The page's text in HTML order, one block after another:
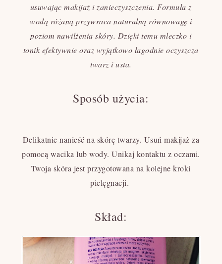
usuwając makijaż i zanieczyszczenia. Formuła z
wodą różaną przywraca naturalną równowagę i
poziom nawilżenia skóry. Dzięki temu mleczko i
tonik efektywnie oraz wyjątkowo łagodnie oczyszcza
twarz i usta.
Sposób użycia:
Delikatnie nanieść na skórę twarzy. Usuń makijaż za
pomocą wacika lub wody. Unikaj kontaktu z oczami.
Twoja skóra jest przygotowana na kolejne kroki
pielęgnacji.
Skład: